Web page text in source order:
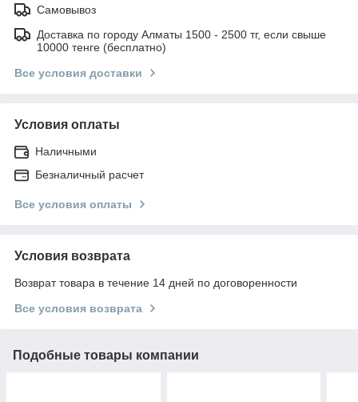
Самовывоз
Доставка по городу Алматы 1500 - 2500 тг, если свыше
10000 тенге (бесплатно)
Все условия доставки
Условия оплаты
Наличными
Безналичный расчет
Все условия оплаты
Условия возврата
Возврат товара в течение 14 дней по договоренности
Все условия возврата
Подобные товары компании